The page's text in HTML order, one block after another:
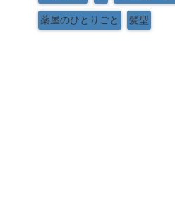
薬屋のひとりごと 髪型